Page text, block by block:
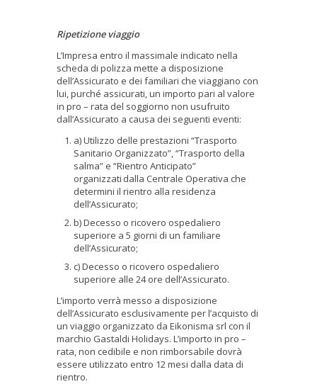
Ripetizione viaggio
L’Impresa entro il massimale indicato nella
scheda di polizza mette a disposizione
dell’Assicurato e dei familiari che viaggiano con
lui, purché assicurati, un importo pari al valore
in pro – rata del soggiorno non usufruito
dall’Assicurato a causa dei seguenti eventi:
a) Utilizzo delle prestazioni “Trasporto
Sanitario Organizzato”, “Trasporto della
salma” e “Rientro Anticipato”
organizzati dalla Centrale Operativa che
determini il rientro alla residenza
dell’Assicurato;
b) Decesso o ricovero ospedaliero
superiore a 5 giorni di un familiare
dell’Assicurato;
c) Decesso o ricovero ospedaliero
superiore alle 24 ore dell’Assicurato.
L’importo verrà messo a disposizione
dell’Assicurato esclusivamente per l’acquisto di
un viaggio organizzato da Eikonisma srl con il
marchio Gastaldi Holidays. L’importo in pro –
rata, non cedibile e non rimborsabile dovrà
essere utilizzato entro 12 mesi dalla data di
rientro.